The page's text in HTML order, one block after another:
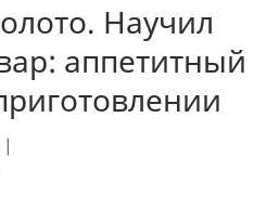
Научил
аппетитный
|